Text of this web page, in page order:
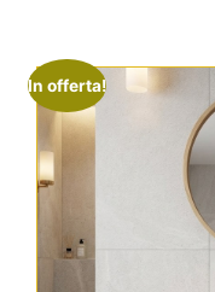
In offerta!